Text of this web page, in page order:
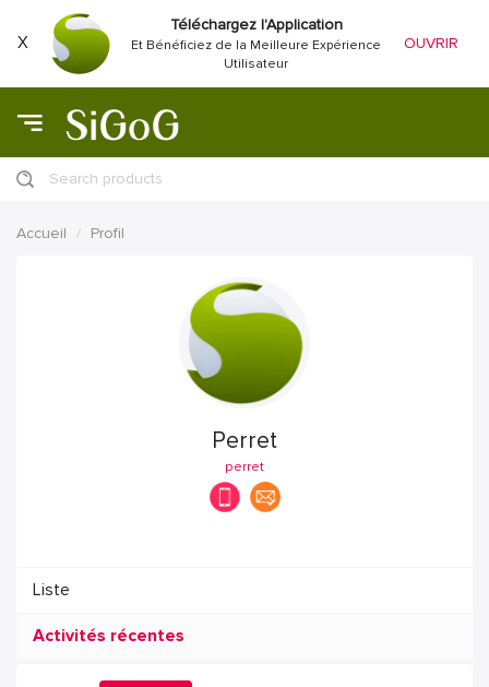
X
Téléchargez l'Application
Et Bénéficiez de la Meilleure Expérience
Utilisateur
OUVRIR
Search products
Accueil Profil
Perret
perret
Liste
Activités récentes